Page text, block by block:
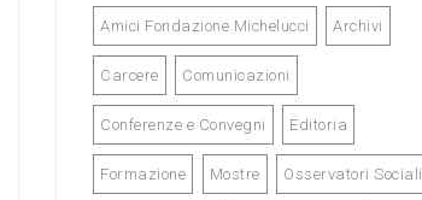
Amici Fondazione Michelucci Archivi
Carcere Comunicazioni
Conferenze e Convegni Editoria
Formazione Mostre Osservatori Sociali